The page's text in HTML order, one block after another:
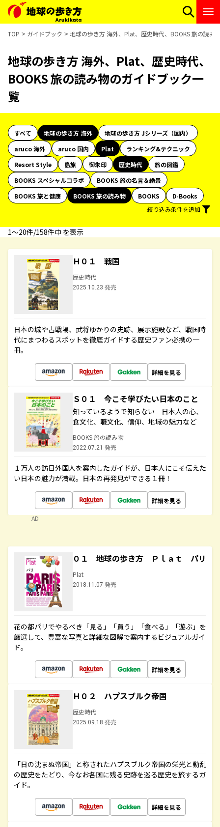
TOP ガイドブック 地球の歩き方 海外、Plat、歴史時代、BOOKS 旅の読み
地球の歩き方 海外、Plat、歴史時代、
BOOKS 旅の読み物のガイドブック一
覧
すべて 地球の歩き方 海外
地球の歩き方 Jシリーズ（国内）
aruco 海外
aruco 国内 Plat
ランキング&テクニック
Resort Style
島旅 御朱印 歴史時代
旅の図鑑
BOOKS スペシャルコラボ
BOOKS 旅の名言＆絶景
BOOKS 旅と健康
BOOKS 旅の読み物 BOOKS
D-Books
絞り込み条件を追加
1〜20件/158件中 を表示
Ｈ０１ 戦国
歴史時代
2025.10.23 発売
日本の城や古戦場、武将ゆかりの史跡、展示施設など、戦国時
代にまつわるスポットを徹底ガイドする歴史ファン必携の一
冊。
詳細を見る
Ｓ０１ 今こそ学びたい日本のこと
知っているようで知らない 日本人の心、
食文化、職文化、信仰、地域の魅力など
BOOKS 旅の読み物
2022.07.21 発売
１万人の訪日外国人を案内したガイドが、日本人にこそ伝えた
い日本の魅力が満載。日本の再発見ができる１冊！
詳細を見る
AD
０１ 地球の歩き方 Ｐｌａｔ パリ
Plat
2018.11.07 発売
花の都パリでやるべき「見る」「買う」「食べる」「遊ぶ」を
厳選して、豊富な写真と詳細な図解で案内するビジュアルガイ
ド。
詳細を見る
Ｈ０２ ハプスブルク帝国
歴史時代
2025.09.18 発売
「日の沈まぬ帝国」と称されたハプスブルク帝国の栄光と動乱
の歴史をたどり、今なお各国に残る史跡を巡る歴史を旅するガ
イド。
詳細を見る